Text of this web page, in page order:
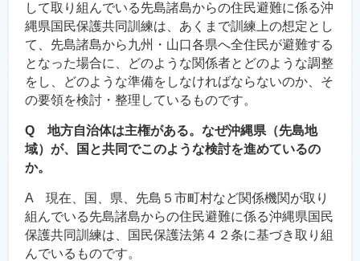
して取り組んでいる先島諸島からの住民避難に係る沖
縄県国民保護共同訓練は、あくまで訓練上の想定とし
て、先島諸島から九州・山口各県へ全住民が避難する
となった場合に、どのような関係者とどのような調整
をし、どのような準備をしなければならないのか、そ
の要領を検討・整理しているものです。
Q 地方自治体は主権がある。なぜ沖縄県（先島地
域）が、国と共同でこのような検討を進めているの
か。
A 現在、国、県、先島５市町村など関係機関が取り
組んでいる先島諸島からの住民避難に係る沖縄県国民
保護共同訓練は、国民保護法第４２条に基づき取り組
んでいるものです。